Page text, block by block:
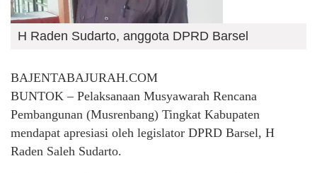
H Raden Sudarto, anggota DPRD Barsel
BAJENTABAJURAH.COM
BUNTOK – Pelaksanaan Musyawarah Rencana
Pembangunan (Musrenbang) Tingkat Kabupaten
mendapat apresiasi oleh legislator DPRD Barsel, H
Raden Saleh Sudarto.